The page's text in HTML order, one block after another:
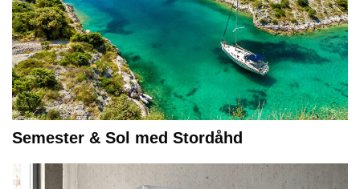
Semester & Sol med Stordåhd